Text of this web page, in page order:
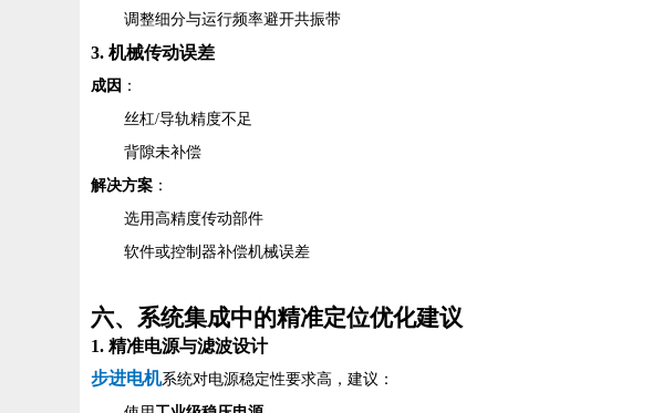
调整细分与运行频率避开共振带
3. 机械传动误差
成因 ：
丝杠/导轨精度不足
背隙未补偿
解决方案 ：
选用高精度传动部件
软件或控制器补偿机械误差
六、系统集成中的精准定位优化建议
1. 精准电源与滤波设计
步进电机系统对电源稳定性要求高，建议：